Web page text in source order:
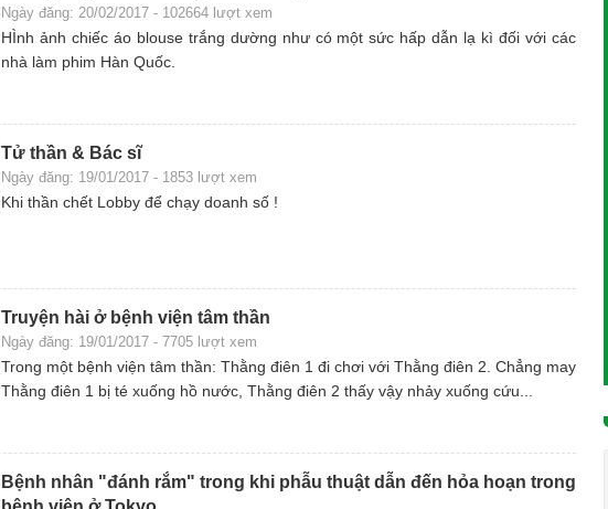
Ngày đăng: 20/02/2017 - 102664 lượt xem
HÌnh ảnh chiếc áo blouse trắng dường như có một sức hấp dẫn lạ kì đối với các
nhà làm phim Hàn Quốc.
Tử thần & Bác sĩ
Ngày đăng: 19/01/2017 - 1853 lượt xem
Khi thần chết Lobby để chạy doanh số !
Truyện hài ở bệnh viện tâm thần
Ngày đăng: 19/01/2017 - 7705 lượt xem
Trong một bệnh viện tâm thần: Thằng điên 1 đi chơi với Thằng điên 2. Chẳng may
Thằng điên 1 bị té xuống hồ nước, Thằng điên 2 thấy vậy nhảy xuống cứu...
Bệnh nhân "đánh rắm" trong khi phẫu thuật dẫn đến hỏa hoạn trong